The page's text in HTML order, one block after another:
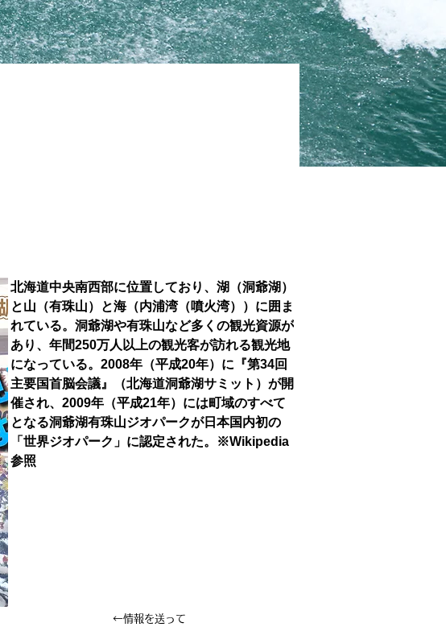
北海道中央南西部に位置しており、湖（洞爺湖）
と山（有珠山）と海（内浦湾（噴火湾））に囲ま
れている。洞爺湖や有珠山など多くの観光資源が
あり、年間250万人以上の観光客が訪れる観光地
になっている。2008年（平成20年）に『第34回
主要国首脳会議』（北海道洞爺湖サミット）が開
催され、2009年（平成21年）には町域のすべて
となる洞爺湖有珠山ジオパークが日本国内初の
「世界ジオパーク」に認定された。※Wikipedia
参照
←情報を送って